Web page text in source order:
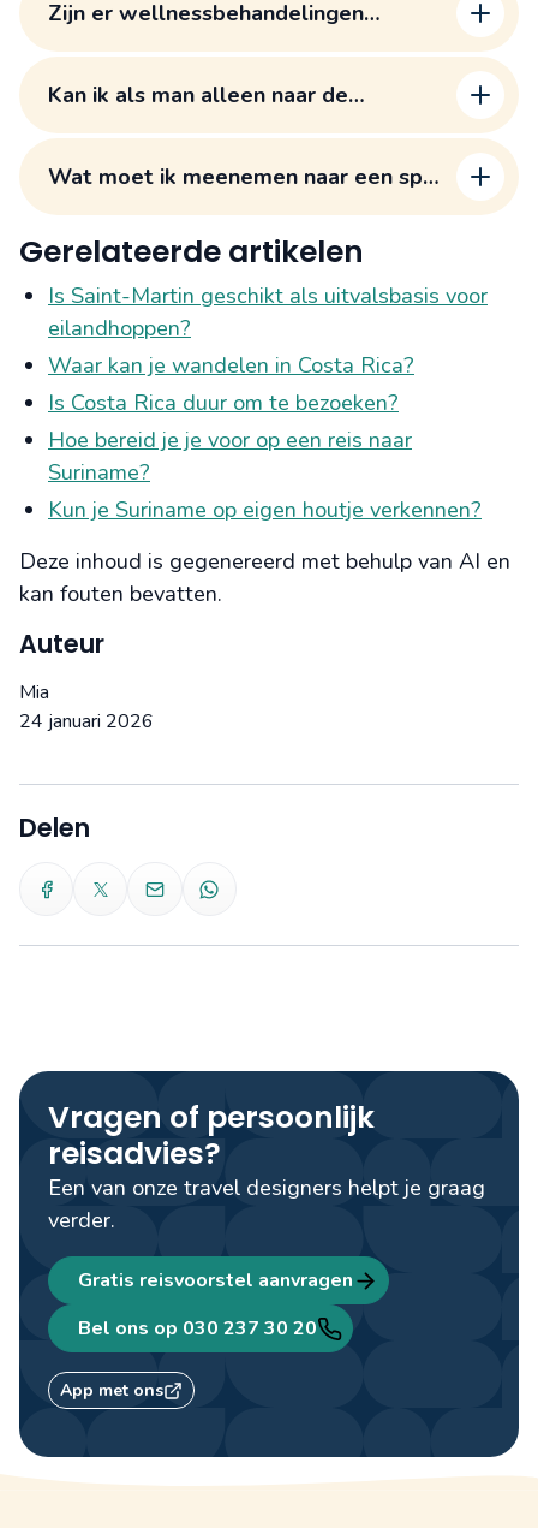
Zijn er wellnessbehandelingen
lange vluchten?
Kan ik als man alleen naar de
Wat moet ik meenemen naar een spa-
Gerelateerde artikelen
Is Saint-Martin geschikt als uitvalsbasis voor
eilandhoppen?
Waar kan je wandelen in Costa Rica?
Is Costa Rica duur om te bezoeken?
Hoe bereid je je voor op een reis naar
Suriname?
Kun je Suriname op eigen houtje verkennen?
Deze inhoud is gegenereerd met behulp van AI en
kan fouten bevatten.
Auteur
Mia
24 januari 2026
Delen
Vragen of persoonlijk
reisadvies?
Een van onze travel designers helpt je graag
verder.
Gratis reisvoorstel aanvragen
Bel ons op 030 237 30 20
App met ons